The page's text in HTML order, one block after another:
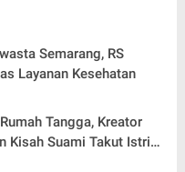
Semarang, RS
Layanan Kesehatan
Tangga, Kreator
Kisah Suami Takut Istri